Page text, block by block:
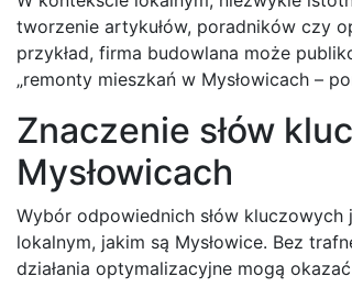
tworzenie artykułów, poradników czy
przykład, firma budowlana może
„remonty mieszkań w Mysłowicach –
Znaczenie słów
Mysłowicach
Wybór odpowiednich słów
lokalnym, jakim są Mysłowice. Bez
działania optymalizacyjne mogą